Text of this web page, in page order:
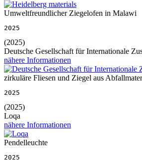
Umweltfreundlicher Ziegelofen in Malawi
2025
(2025)
Deutsche Gesellschaft für Internationale
nähere Informationen
zirkuläre Fliesen und Ziegel aus
2025
(2025)
Loqa
nähere Informationen
Pendelleuchte
2025